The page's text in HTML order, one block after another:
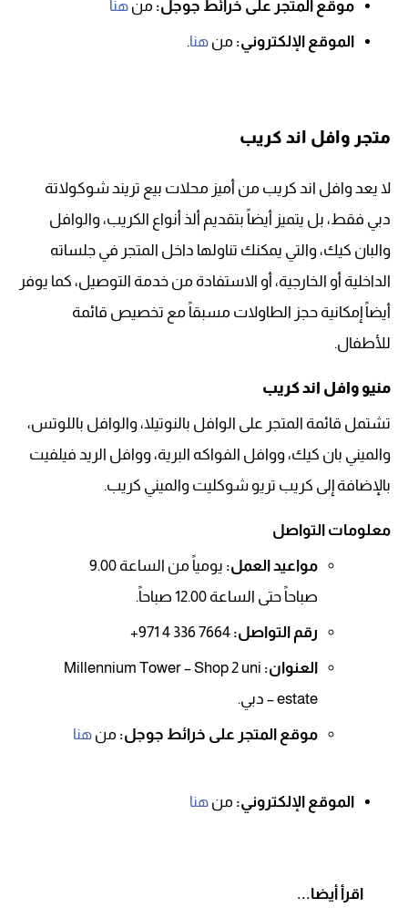
موقع المتجر على خرائط جوجل: من هنا
الموقع الإلكتروني: من هنا.
متجر وافل اند كريب
لا يعد وافل اند كريب من أميز محلات بيع تريند شوكولاتة
دبي فقط، بل يتميز أيضاً بتقديم ألذ أنواع الكريب، والوافل
والبان كيك، والتي يمكنك تناولها داخل المتجر في جلساته
الداخلية أو الخارجية، أو الاستفادة من خدمة التوصيل، كما يوفر
أيضاً إمكانية حجز الطاولات مسبقاً مع تخصيص قائمة
للأطفال.
منيو وافل اند كريب
تشتمل قائمة المتجر على الوافل بالنوتيلا، والوافل باللوتس،
والميني بان كيك، ووافل الفواكه البرية، ووافل الريد فيلفيت
بالإضافة إلى كريب تريو شوكليت والميني كريب.
معلومات التواصل
مواعيد العمل:
يومياً من الساعة 9.00
صباحاً حتى الساعة 12.00 صباحاً.
رقم التواصل: 7664 336 4 971+
العنوان: Millennium Tower – Shop 2 uni
estate – دبي.
موقع المتجر على خرائط جوجل: من هنا
الموقع الإلكتروني: من هنا
اقرأ أيضا...